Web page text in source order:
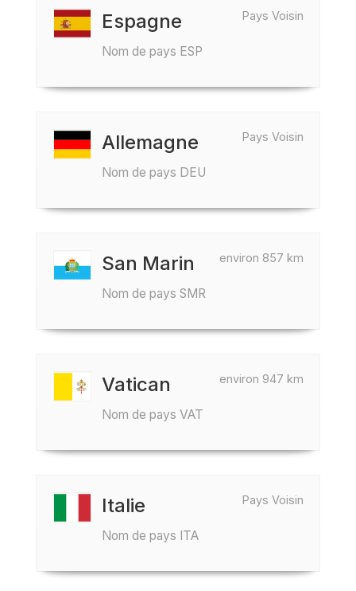
Pays Voisin
Espagne
Nom de pays ESP
Pays Voisin
Allemagne
Nom de pays DEU
environ 857 km
San Marin
Nom de pays SMR
environ 947 km
Vatican
Nom de pays VAT
Pays Voisin
Italie
Nom de pays ITA